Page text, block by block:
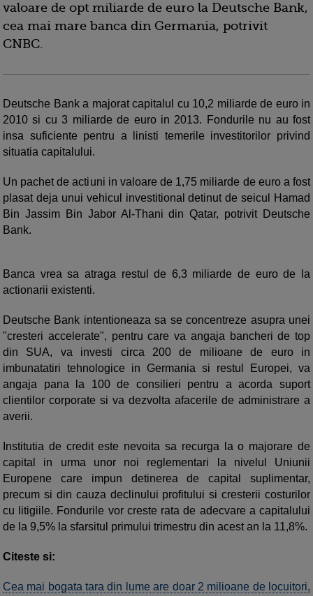
valoare de opt miliarde de euro la Deutsche Bank,
cea mai mare banca din Germania, potrivit
CNBC.
Deutsche Bank a majorat capitalul cu 10,2 miliarde de euro in
2010 si cu 3 miliarde de euro in 2013. Fondurile nu au fost
insa suficiente pentru a linisti temerile investitorilor privind
situatia capitalului.
Un pachet de actiuni in valoare de 1,75 miliarde de euro a fost
plasat deja unui vehicul investitional detinut de seicul Hamad
Bin Jassim Bin Jabor Al-Thani din Qatar, potrivit Deutsche
Bank.
Banca vrea sa atraga restul de 6,3 miliarde de euro de la
actionarii existenti.
Deutsche Bank intentioneaza sa se concentreze asupra unei
"cresteri accelerate", pentru care va angaja bancheri de top
din SUA, va investi circa 200 de milioane de euro in
imbunatatiri tehnologice in Germania si restul Europei, va
angaja pana la 100 de consilieri pentru a acorda suport
clientilor corporate si va dezvolta afacerile de administrare a
averii.
Institutia de credit este nevoita sa recurga la o majorare de
capital in urma unor noi reglementari la nivelul Uniunii
Europene care impun detinerea de capital suplimentar,
precum si din cauza declinului profitului si cresterii costurilor
cu litigiile. Fondurile vor creste rata de adecvare a capitalului
de la 9,5% la sfarsitul primului trimestru din acest an la 11,8%.
Citeste si:
Cea mai bogata tara din lume are doar 2 milioane de locuitori,